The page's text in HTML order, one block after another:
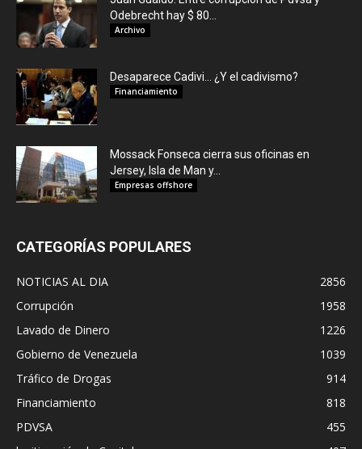
Odebrecht hay $ 80...
Archivo
Desaparece Cadivi… ¿Y el cadivismo?
Financiamiento
Mossack Fonseca cierra sus oficinas en
Jersey, Isla de Man y...
Empresas offshore
CATEGORÍAS POPULARES
NOTICIAS AL DIA
2856
Corrupción
1958
Lavado de Dinero
1226
Gobierno de Venezuela
1039
Tráfico de Drogas
914
Financiamiento
818
PDVSA
455